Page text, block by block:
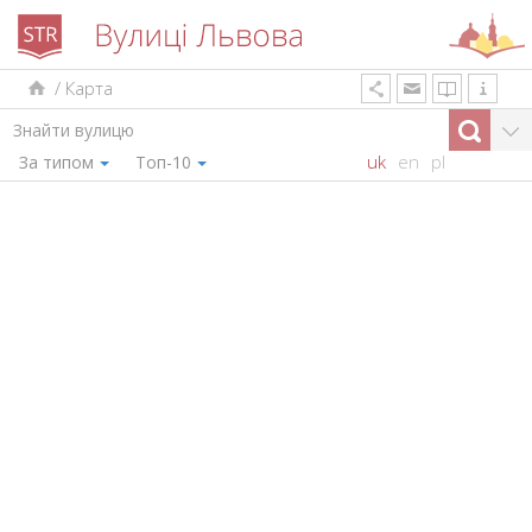
/ Карта
За типом Топ-10 uk en pl